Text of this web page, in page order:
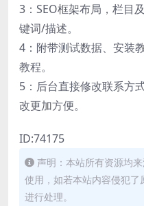
3：SEO框架布局，栏目
键词/描述。
4：附带测试数据、安装
教程。
5：后台直接修改联系方
改更加方便。
ID:74175
声明：本站所有资源均
使用，如若本站内容侵犯
进行处理。